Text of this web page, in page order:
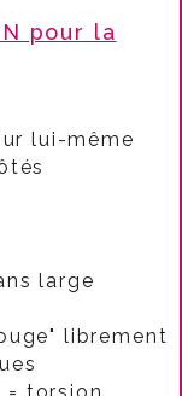
pour la
lui-même
large
librement